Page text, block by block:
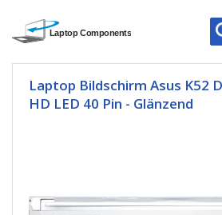
Laptop Bildschirm Asus K52
HD LED 40 Pin - Glänzend